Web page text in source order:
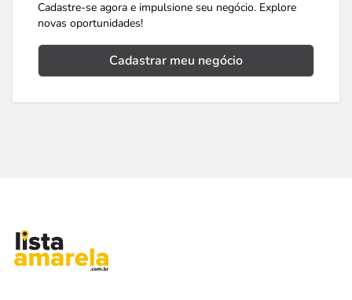
Cadastre-se agora e impulsione seu negócio. Explore
novas oportunidades!
Cadastrar meu negócio